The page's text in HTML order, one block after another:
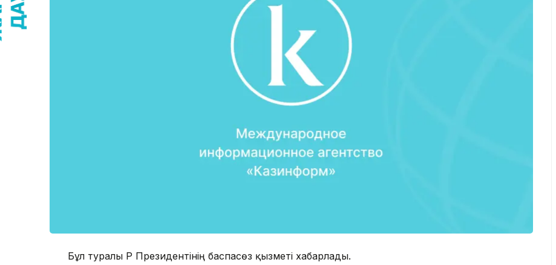
Бұл туралы ҚР Президентінің баспасөз қызметі хабарлады.